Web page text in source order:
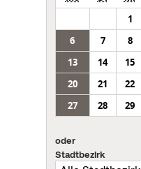
1
6
7 8
13
14 15
20
21 22
27
28 29
oder
Stadtbezirk